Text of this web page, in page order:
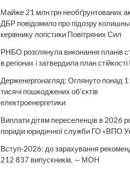
Майже 21 млн грн необґрунтованих
ДБР повідомило про підозру
керівнику логістики Повітряних Сил
РНБО розглянула виконання планів
в регіонах і затвердила план
Держенергонагляд: Оглянуто понад
тисячі пошкоджених об’єктів
електроенергетики
Виплати дітям переселенців в 2026
поради юридичної служби ГО «ВПО
Вступ-2026: до зарахування
212 837 випускників, — МОН